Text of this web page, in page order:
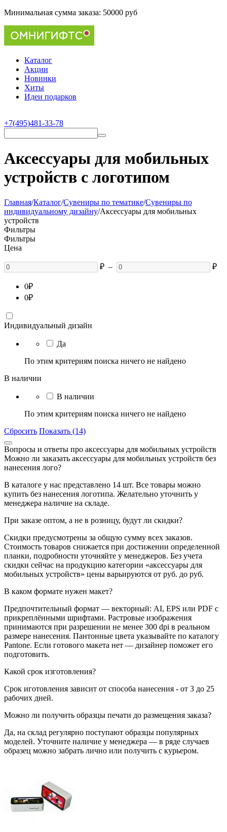
Минимальная сумма заказа: 50000 руб
Каталог
Акции
Новинки
Хиты
Идеи подарков
+7(495)481-33-78
Аксессуары для мобильных
устройств с логотипом
Главная/Каталог/Сувениры по тематике/Cувениры по
индивидуальному дизайну/Аксессуары для мобильных
устройств
Фильтры
Фильтры
Цена
₽ – ₽
0₽
0₽
Индивидуальный дизайн
Да
По этим критериям поиска ничего не найдено
В наличии
В наличии
По этим критериям поиска ничего не найдено
Сбросить Показать (14)
Вопросы и ответы про аксессуары для мобильных устройств
Можно ли заказать аксессуары для мобильных устройств без
нанесения лого?
В каталоге у нас представлено 14 шт. Все товары можно
купить без нанесения логотипа. Желательно уточнить у
менеджера наличие на складе.
При заказе оптом, а не в розницу, будут ли скидки?
Скидки предусмотрены за общую сумму всех заказов.
Стоимость товаров снижается при достижении определенной
планки, подробности уточняйте у менеджеров. Без учета
скидки сейчас на продукцию категории «аксессуары для
мобильных устройств» цены варьируются от руб. до руб.
В каком формате нужен макет?
Предпочтительный формат — векторный: AI, EPS или PDF с
прикреплёнными шрифтами. Растровые изображения
принимаются при разрешении не менее 300 dpi в реальном
размере нанесения. Пантонные цвета указывайте по каталогу
Pantone. Если готового макета нет — дизайнер поможет его
подготовить.
Какой срок изготовления?
Срок иготовления зависит от способа нанесения - от 3 до 25
рабочих дней.
Можно ли получить образцы печати до размещения заказа?
Да, на склад регулярно поступают образцы популярных
моделей. Уточните наличие у менеджера — в ряде случаев
образец можно забрать лично или получить с курьером.